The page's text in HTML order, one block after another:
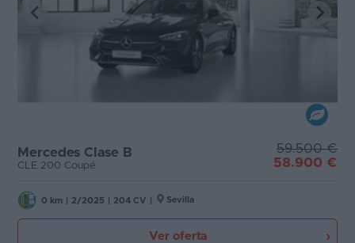
Mercedes Clase B
CLE 200 Coupé
59.500 €
58.900 €
0 km 2/2025 204 CV Sevilla
Ver oferta